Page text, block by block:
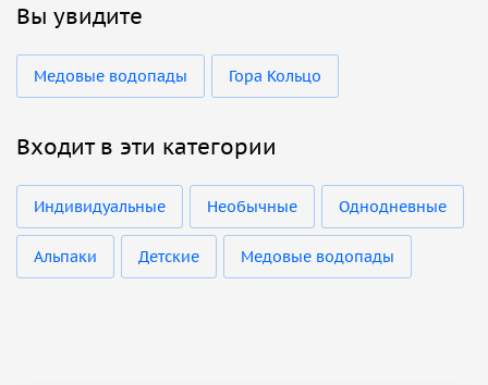
Вы увидите
Медовые водопады Гора Кольцо
Входит в эти категории
Индивидуальные Необычные Однодневные
Альпаки Детские Медовые водопады